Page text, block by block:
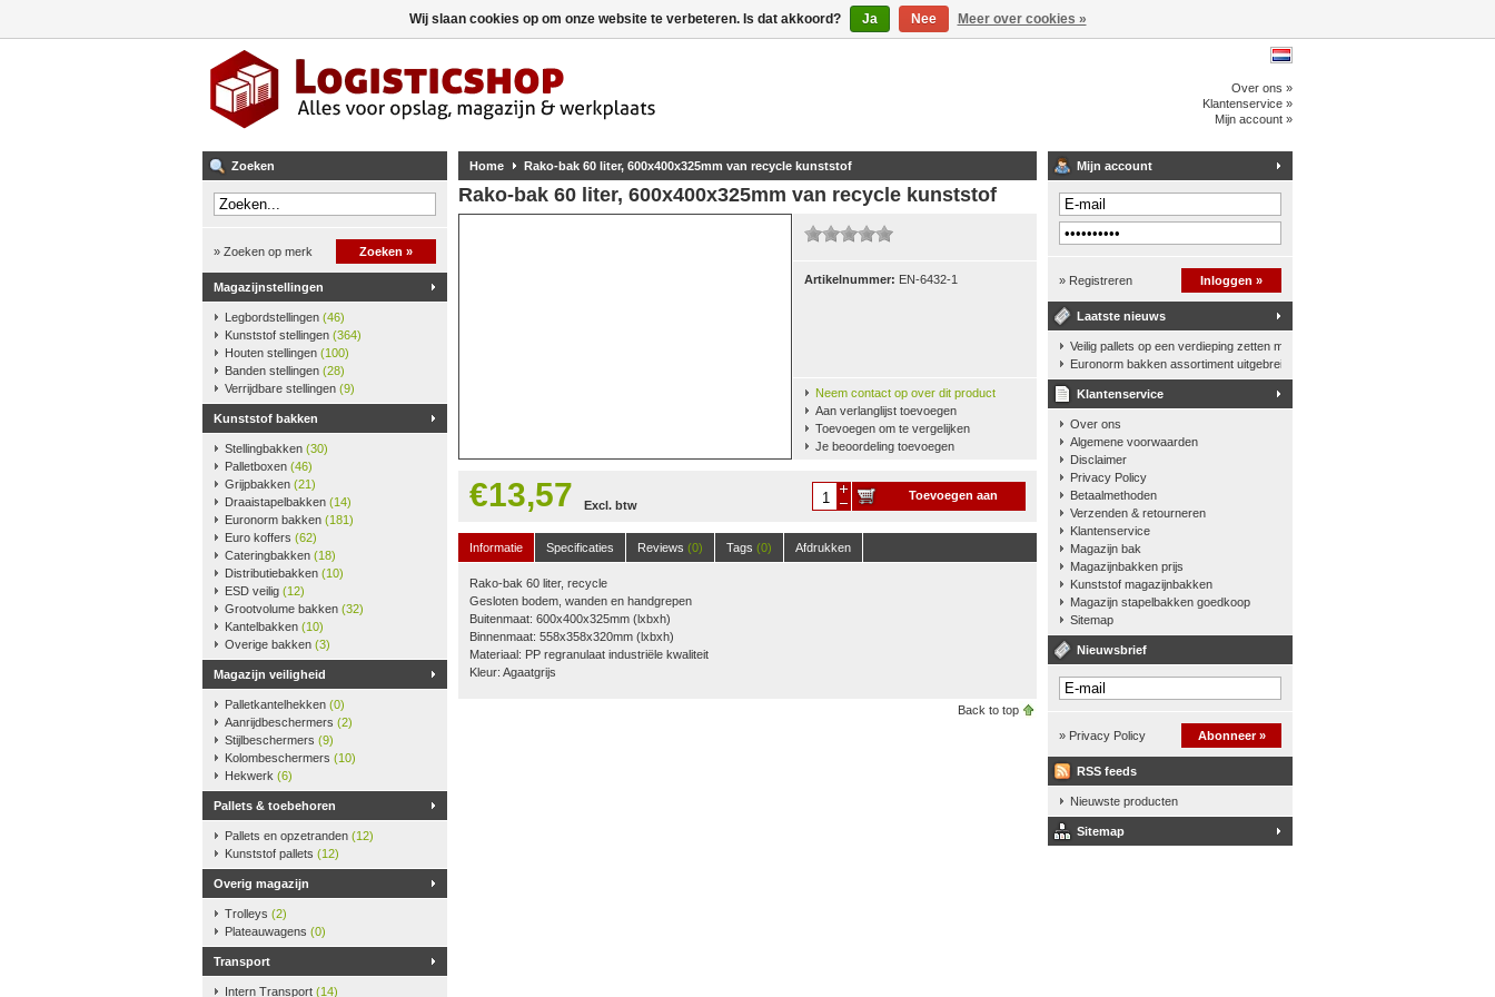
Over ons »
Klantenservice »
Mijn account »
Zoeken
» Zoeken op merk Zoeken »
Magazijnstellingen
Legbordstellingen (46)
Kunststof stellingen (364)
Houten stellingen (100)
Banden stellingen (28)
Verrijdbare stellingen (9)
Kunststof bakken
Stellingbakken (30)
Palletboxen (46)
Grijpbakken (21)
Draaistapelbakken (14)
Euronorm bakken (181)
Euro koffers (62)
Cateringbakken (18)
Distributiebakken (10)
ESD veilig (12)
Grootvolume bakken (32)
Kantelbakken (10)
Overige bakken (3)
Magazijn veiligheid
Palletkantelhekken (0)
Aanrijdbeschermers (2)
Stijlbeschermers (9)
Kolombeschermers (10)
Hekwerk (6)
Pallets & toebehoren
Pallets en opzetranden (12)
Kunststof pallets (12)
Overig magazijn
Trolleys (2)
Plateauwagens (0)
Transport
Intern Transport (14)
Home Rako-bak 60 liter, 600x400x325mm van recycle kunststof
Rako-bak 60 liter, 600x400x325mm van recycle kunststof
Artikelnummer: EN-6432-1
Neem contact op over dit product
Aan verlanglijst toevoegen
Toevoegen om te vergelijken
Je beoordeling toevoegen
€13,57 Excl. btw
Toevoegen aan
Informatie
Specificaties Reviews (0) Tags (0) Afdrukken
Rako-bak 60 liter, recycle
Gesloten bodem, wanden en handgrepen
Buitenmaat: 600x400x325mm (lxbxh)
Binnenmaat: 558x358x320mm (lxbxh)
Materiaal: PP regranulaat industriële kwaliteit
Kleur: Agaatgrijs
Back to top
Mijn account
» Registreren Inloggen »
Laatste nieuws
Veilig pallets op een verdieping zetten met een palletkantelhek
Euronorm bakken assortiment uitgebreid
Klantenservice
Over ons
Algemene voorwaarden
Disclaimer
Privacy Policy
Betaalmethoden
Verzenden & retourneren
Klantenservice
Magazijn bak
Magazijnbakken prijs
Kunststof magazijnbakken
Magazijn stapelbakken goedkoop
Sitemap
Nieuwsbrief
» Privacy Policy Abonneer »
RSS feeds
Nieuwste producten
Sitemap
Wij slaan cookies op om onze website te verbeteren. Is dat akkoord? Ja Nee Meer over cookies »